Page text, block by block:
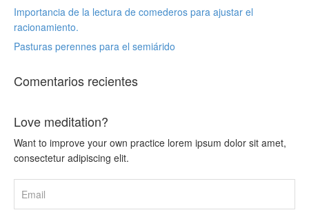
Importancia de la lectura de comederos para ajustar el
racionamiento.
Pasturas perennes para el semiárido
Comentarios recientes
Love meditation?
Want to improve your own practice lorem ipsum dolor sit amet,
consectetur adipiscing elit.